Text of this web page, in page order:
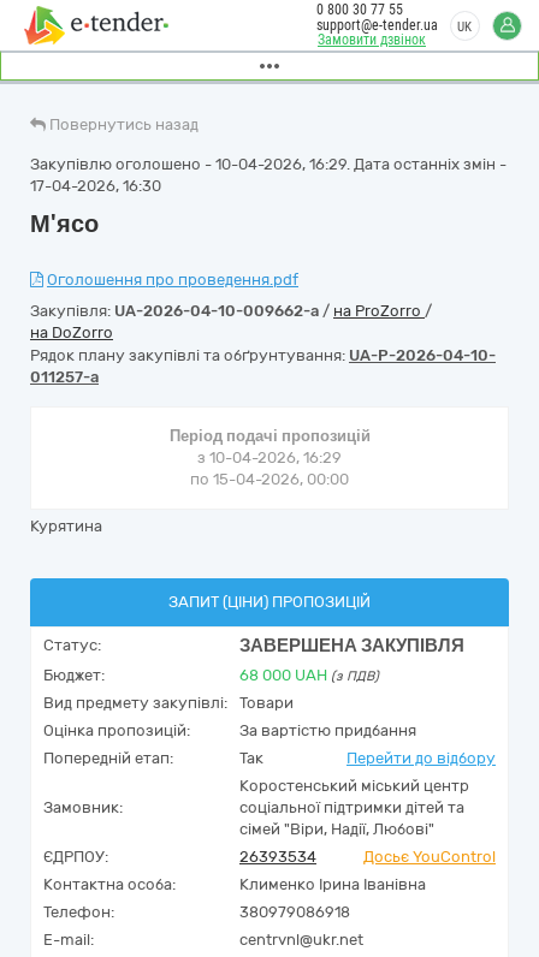
Замовити дзвінок
0 800 30 77 55
support@e-tender.ua
UK
Повернутись назад
Закупівлю оголошено - 10-04-2026, 16:29. Дата останніх змін -
17-04-2026, 16:30
М'ясо
Оголошення про проведення.pdf
Закупівля: UA-2026-04-10-009662-a / на ProZorro /
на DoZorro
Рядок плану закупівлі та обґрунтування: UA-P-2026-04-10-
011257-a
Період подачі пропозицій
з 10-04-2026, 16:29
по 15-04-2026, 00:00
Курятина
ЗАПИТ (ЦІНИ) ПРОПОЗИЦІЙ
Статус: ЗАВЕРШЕНА ЗАКУПІВЛЯ
Бюджет: 68 000 UAH (з ПДВ)
Вид предмету закупівлі:
Товари
Оцінка пропозицій:
За вартістю придбання
Попередній етап:
Так Перейти до відбору
Замовник:
Коростенський міський центр
соціальної підтримки дітей та
сімей "Віри, Надії, Любові"
ЄДРПОУ:
26393534
Досьє YouControl
Контактна особа:
Клименко Ірина Іванівна
Телефон:
380979086918
E-mail:
centrvnl@ukr.net